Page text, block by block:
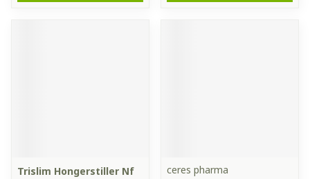
Trislim Hongerstiller Nf
ceres pharma